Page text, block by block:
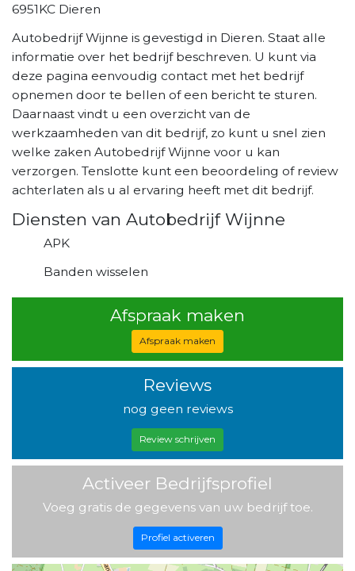
6951KC Dieren
Autobedrijf Wijnne is gevestigd in Dieren. Staat alle
informatie over het bedrijf beschreven. U kunt via
deze pagina eenvoudig contact met het bedrijf
opnemen door te bellen of een bericht te sturen.
Daarnaast vindt u een overzicht van de
werkzaamheden van dit bedrijf, zo kunt u snel zien
welke zaken Autobedrijf Wijnne voor u kan
verzorgen. Tenslotte kunt een beoordeling of review
achterlaten als u al ervaring heeft met dit bedrijf.
Diensten van Autobedrijf Wijnne
APK
Banden wisselen
Afspraak maken
Afspraak maken
Reviews
nog geen reviews
Review schrijven
Activeer Bedrijfsprofiel
Voeg gratis de gegevens van uw bedrijf toe.
Profiel activeren